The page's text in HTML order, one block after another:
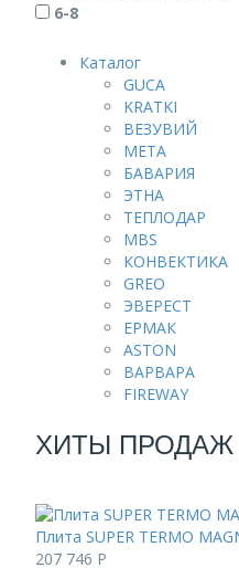
6-8
Каталог
GUCA
KRATKI
ВЕЗУВИЙ
МЕТА
БАВАРИЯ
ЭТНА
ТЕПЛОДАР
MBS
КОНВЕКТИКА
GREO
ЭВЕРЕСТ
ЕРМАК
ASTON
ВАРВАРА
FIREWAY
ХИТЫ ПРОДАЖ
Плита SUPER TERMO
207 746 Р